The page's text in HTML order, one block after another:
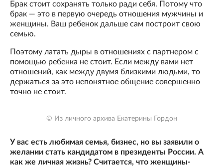
Брак стоит сохранять только ради себя. Потому что
брак — это в первую очередь отношения мужчины и
женщины. Ваш ребенок дальше сам построит свою
семью.
Поэтому латать дыры в отношениях с партнером с
помощью ребенка не стоит. Если между вами нет
отношений, как между двумя близкими людьми, то
держаться за это непонятное общение совершенно
точно не стоит.
© Из личного архива Екатерины Гордон
У вас есть любимая семья, бизнес, но вы заявили о
желании стать кандидатом в президенты России. А
как же личная жизнь? Считается, что женщины-